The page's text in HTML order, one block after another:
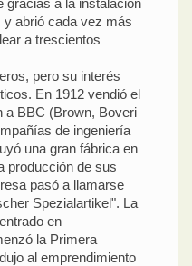
gracias a la instalación
abrió cada vez más
a trescientos
pero su interés
En 1912 vendió el
a BBC (Brown, Boveri
de ingeniería
una gran fábrica en
producción de sus
pasó a llamarse
Spezialartikel". La
en
la Primera
al emprendimiento